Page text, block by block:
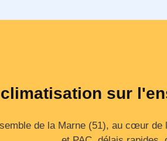
sur
de la Marne (51), au cœur